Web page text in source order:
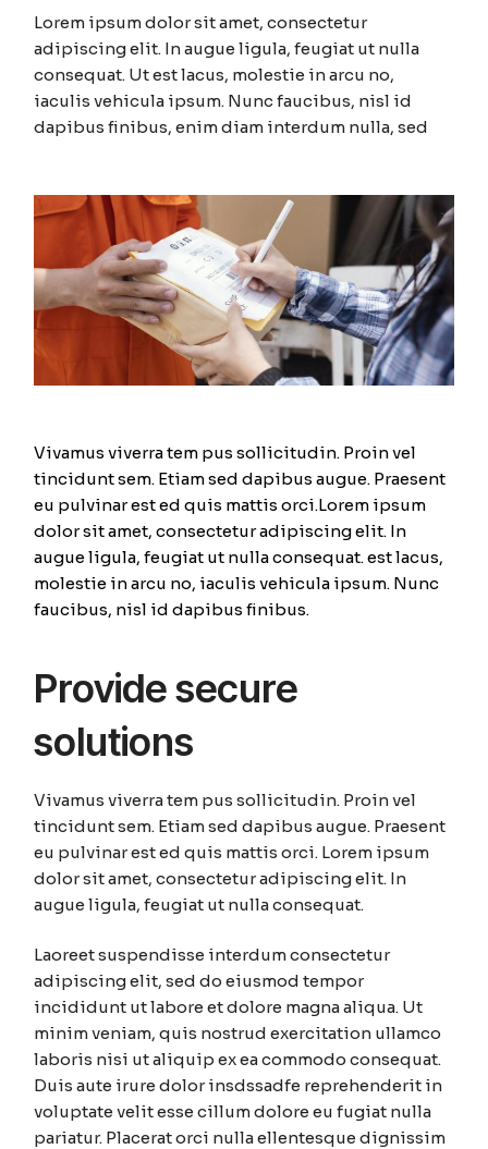
Lorem ipsum dolor sit amet, consectetur
adipiscing elit. In augue ligula, feugiat ut nulla
consequat. Ut est lacus, molestie in arcu no,
iaculis vehicula ipsum. Nunc faucibus, nisl id
dapibus finibus, enim diam interdum nulla, sed
Vivamus viverra tem pus sollicitudin. Proin vel
tincidunt sem. Etiam sed dapibus augue. Praesent
eu pulvinar est ed quis mattis orci.Lorem ipsum
dolor sit amet, consectetur adipiscing elit. In
augue ligula, feugiat ut nulla consequat. est lacus,
molestie in arcu no, iaculis vehicula ipsum. Nunc
faucibus, nisl id dapibus finibus.
Provide secure
solutions
Vivamus viverra tem pus sollicitudin. Proin vel
tincidunt sem. Etiam sed dapibus augue. Praesent
eu pulvinar est ed quis mattis orci. Lorem ipsum
dolor sit amet, consectetur adipiscing elit. In
augue ligula, feugiat ut nulla consequat.
Laoreet suspendisse interdum consectetur
adipiscing elit, sed do eiusmod tempor
incididunt ut labore et dolore magna aliqua. Ut
minim veniam, quis nostrud exercitation ullamco
laboris nisi ut aliquip ex ea commodo consequat.
Duis aute irure dolor insdssadfe reprehenderit in
voluptate velit esse cillum dolore eu fugiat nulla
pariatur. Placerat orci nulla ellentesque dignissim